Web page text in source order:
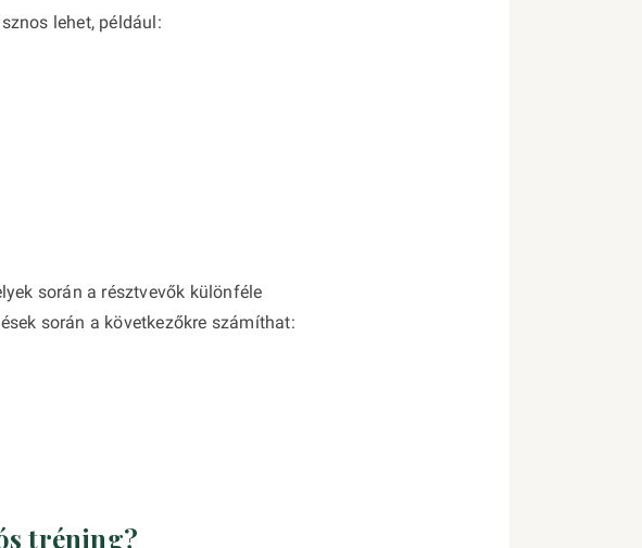
lehet, például:
során a résztvevők különféle
során a következőkre számíthat:
tréning?